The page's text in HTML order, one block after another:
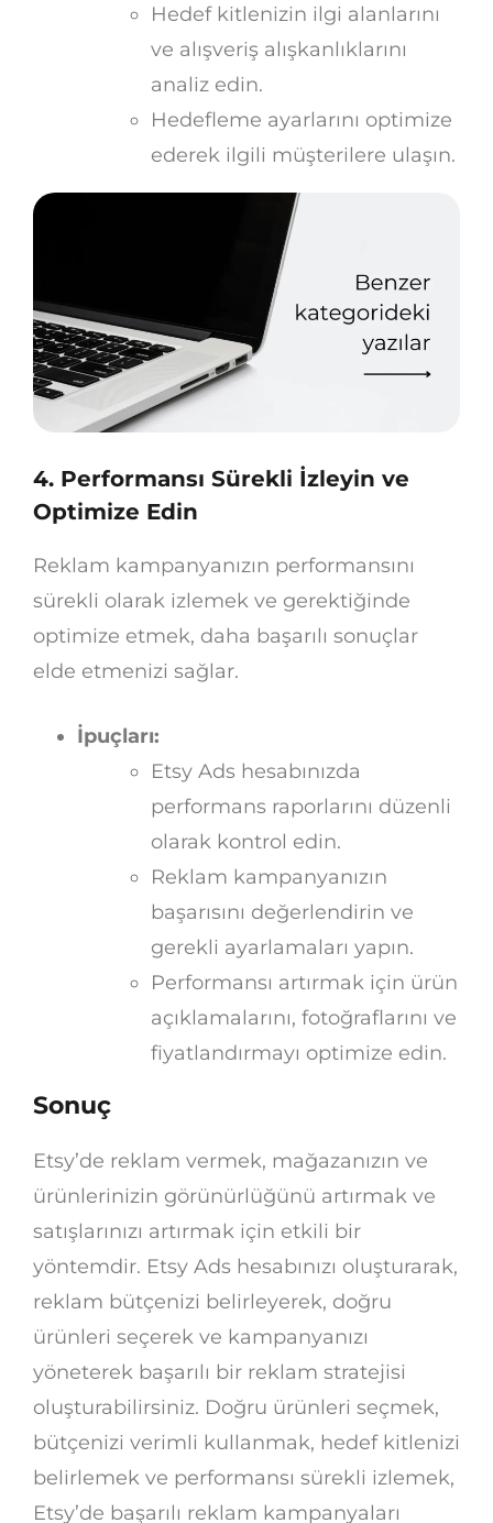
Hedef kitlenizin ilgi alanlarını
ve alışveriş alışkanlıklarını
analiz edin.
Hedefleme ayarlarını optimize
ederek ilgili müşterilere ulaşın.
4. Performansı Sürekli İzleyin ve
Optimize Edin
Reklam kampanyanızın performansını
sürekli olarak izlemek ve gerektiğinde
optimize etmek, daha başarılı sonuçlar
elde etmenizi sağlar.
İpuçları:
Etsy Ads hesabınızda
performans raporlarını düzenli
olarak kontrol edin.
Reklam kampanyanızın
başarısını değerlendirin ve
gerekli ayarlamaları yapın.
Performansı artırmak için ürün
açıklamalarını, fotoğraflarını ve
fiyatlandırmayı optimize edin.
Sonuç
Etsy’de reklam vermek, mağazanızın ve
ürünlerinizin görünürlüğünü artırmak ve
satışlarınızı artırmak için etkili bir
yöntemdir. Etsy Ads hesabınızı oluşturarak,
reklam bütçenizi belirleyerek, doğru
ürünleri seçerek ve kampanyanızı
yöneterek başarılı bir reklam stratejisi
oluşturabilirsiniz. Doğru ürünleri seçmek,
bütçenizi verimli kullanmak, hedef kitlenizi
belirlemek ve performansı sürekli izlemek,
Etsy’de başarılı reklam kampanyaları